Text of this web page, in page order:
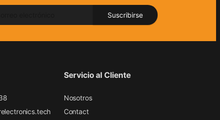
Suscribirse
Servicio al Cliente
Nosotros
Contact